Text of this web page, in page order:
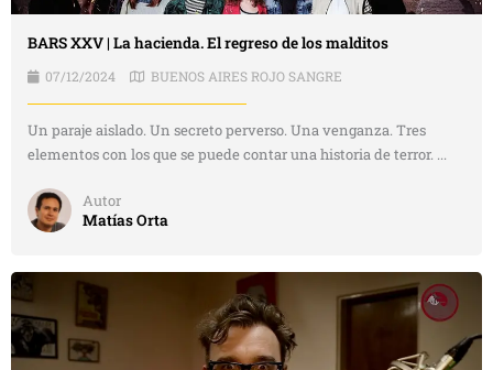
BARS XXV | La hacienda. El regreso de los malditos
07/12/2024 BUENOS AIRES ROJO SANGRE
Un paraje aislado. Un secreto perverso. Una venganza. Tres
elementos con los que se puede contar una historia de terror. ...
Autor
Matías Orta